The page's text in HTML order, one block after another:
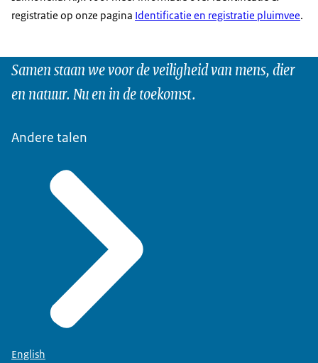
registratie op onze pagina Identificatie en registratie pluimvee.
Samen staan we voor de veiligheid van mens, dier
en natuur. Nu en in de toekomst.
Andere talen
English